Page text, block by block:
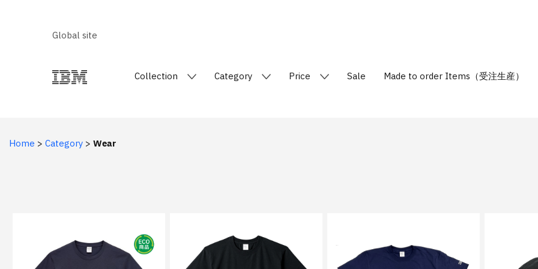
Global site
Collection Category Price Sale Made to order Items（受注生産）
Home > Category > Wear